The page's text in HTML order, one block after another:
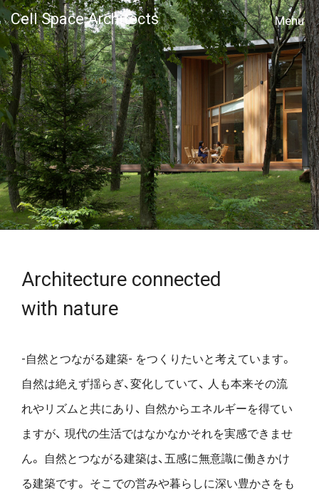
Cell Space Architects
MENU
Architecture connected
with nature
-自然とつながる建築- をつくりたいと考えています。
自然は絶えず揺らぎ、変化していて、
人も本来その流
れやリズムと共にあり、 自然からエネルギーを得てい
ますが、 現代の生活ではなかなかそれを実感できませ
ん。
自然とつながる建築は、五感に無意識に働きかけ
る建築です。 そこでの営みや暮らしに深い豊かさをも